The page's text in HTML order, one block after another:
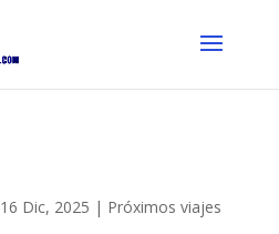
16 Dic, 2025 | Próximos viajes